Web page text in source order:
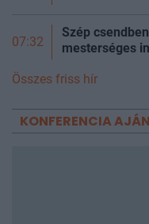
07:32
Szép
mesterséges
Összes friss hír
KONFERENCIA